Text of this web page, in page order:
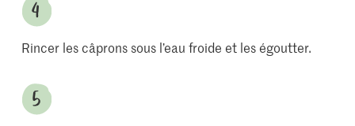
Rincer les câprons sous l’eau froide et les égoutter.